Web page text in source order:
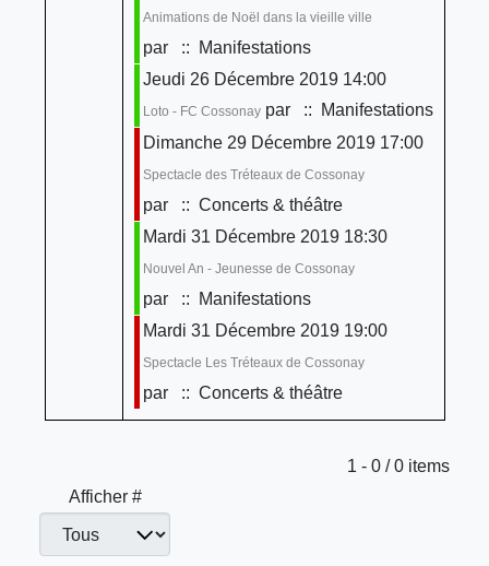
Animations de Noël dans la vieille ville
par
:: Manifestations
Jeudi 26 Décembre 2019 14:00
Loto - FC Cossonaypar
:: Manifestations
Dimanche 29 Décembre 2019 17:00
Spectacle des Tréteaux de Cossonay
par
:: Concerts & théâtre
Mardi 31 Décembre 2019 18:30
Nouvel An - Jeunesse de Cossonay
par
:: Manifestations
Mardi 31 Décembre 2019 19:00
Spectacle Les Tréteaux de Cossonay
par :: Concerts & théâtre
Limite de la pagination
1 - 0 / 0 items
Afficher #